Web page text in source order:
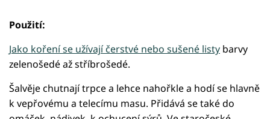
Použití:
Jako koření se užívají čerstvé nebo sušené listy barvy
zelenošedé až stříbrošedé.
Šalvěje chutnají trpce a lehce nahořkle a hodí se hlavně
k vepřovému a telecímu masu. Přidává se také do